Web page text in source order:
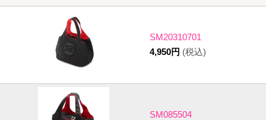
SM20310701
4,950円 (税込)
SM085504